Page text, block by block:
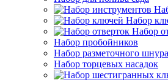
Набор
Набор
Набор пробойников
Набор разметочного шнура
Набор торцевых насадок